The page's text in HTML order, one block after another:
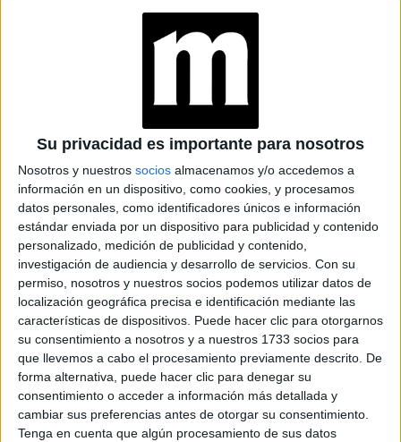
Su privacidad es importante para nosotros
Nosotros y nuestros socios almacenamos y/o accedemos a
información en un dispositivo, como cookies, y procesamos
datos personales, como identificadores únicos e información
estándar enviada por un dispositivo para publicidad y contenido
personalizado, medición de publicidad y contenido,
investigación de audiencia y desarrollo de servicios. Con su
permiso, nosotros y nuestros socios podemos utilizar datos de
localización geográfica precisa e identificación mediante las
características de dispositivos. Puede hacer clic para otorgarnos
su consentimiento a nosotros y a nuestros 1733 socios para
que llevemos a cabo el procesamiento previamente descrito. De
forma alternativa, puede hacer clic para denegar su
consentimiento o acceder a información más detallada y
cambiar sus preferencias antes de otorgar su consentimiento.
Tenga en cuenta que algún procesamiento de sus datos
ARTE24-10-2024 08:02
El silencio que habla: el autismo bajo
la lente de una prestigiosa fotógrafa
Ganadora de la edición 2024 del premio Dior – Art of
Color, Chia Huang pasó meses viviendo con un padre y sus
dos hijos preadolescentes autistas. A través de
composiciones delicadas, una iluminación exquisita y un
enfoque empático, nos introduce en el mundo de estos
dos artistas espontáneos.